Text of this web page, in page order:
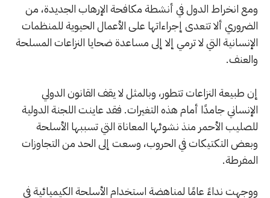
ومع انخراط الدول في أنشطة مكافحة الإرهاب الجديدة، من
الضروري ألا تتعدى إجراءاتها على الأعمال الحيوية للمنظمات
الإنسانية التي لا ترمي إلا إلى مساعدة ضحايا النزاعات المسلحة
والعنف.
إن طبيعة النزاعات تتطور، وبالمثل لا يقف القانون الدولي
الإنساني جامدًا أمام هذه التغيرات. فقد عاينت اللجنة الدولية
للصليب الأحمر منذ نشوئها المعاناة التي تسببها الأسلحة
وبعض التكتيكات في الحروب، وسعت إلى الحد من التجاوزات
المفرطة.
ووجهت نداءً عامًا لمناهضة استخدام الأسلحة الكيميائية في